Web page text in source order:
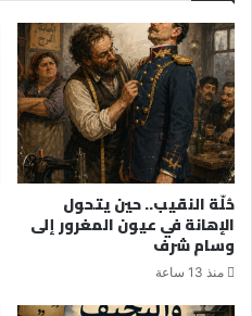
حُلّة النقيب.. حين يتحول
الإهانة في عيون المغرور إلى
وسام شرف
منذ 13 ساعة